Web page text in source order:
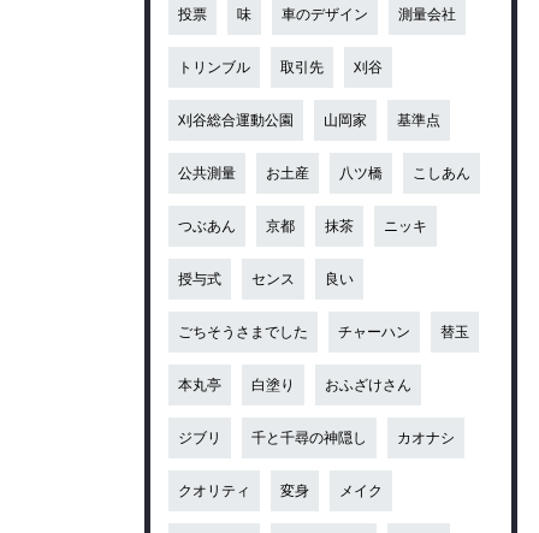
投票 味 車のデザイン 測量会社
トリンブル 取引先 刈谷
刈谷総合運動公園 山岡家 基準点
公共測量 お土産 八ツ橋 こしあん
つぶあん 京都 抹茶 ニッキ
授与式 センス 良い
ごちそうさまでした チャーハン 替玉
本丸亭 白塗り おふざけさん
ジブリ 千と千尋の神隠し カオナシ
クオリティ 変身 メイク